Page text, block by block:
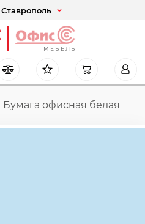
Ставрополь
МЕБЕЛЬ
Бумага офисная белая